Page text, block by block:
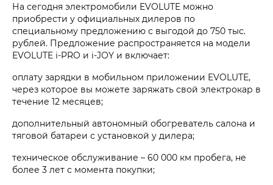
На сегодня электромобили EVOLUTE можно
приобрести у официальных дилеров по
специальному предложению с выгодой до 750 тыс.
рублей. Предложение распространяется на модели
EVOLUTE i‑PRO и i‑JOY и включает:
оплату зарядки в мобильном приложении EVOLUTE,
через которое вы можете заряжать свой электрокар в
течение 12 месяцев;
дополнительный автономный обогреватель салона и
тяговой батареи с установкой у дилера;
техническое обслуживание – 60 000 км пробега, не
более 3 лет с момента покупки;